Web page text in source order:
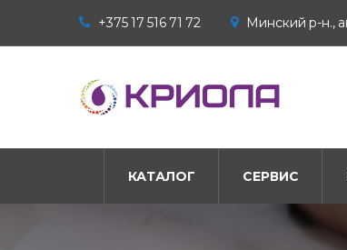
+375 17 516 71 72 Минский р-н.,
КАТАЛОГ СЕРВИС